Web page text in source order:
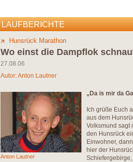
LAUFBERICHTE
Hunsrück Marathon
Wo einst die Dampflok
27.08.06
Autor:Anton Lautner
Anton Lautner
„Da is mir da
Ich grüße Euch
aus dem
Volksmund sagt
den Hunsrück
Einwohner,
hier der